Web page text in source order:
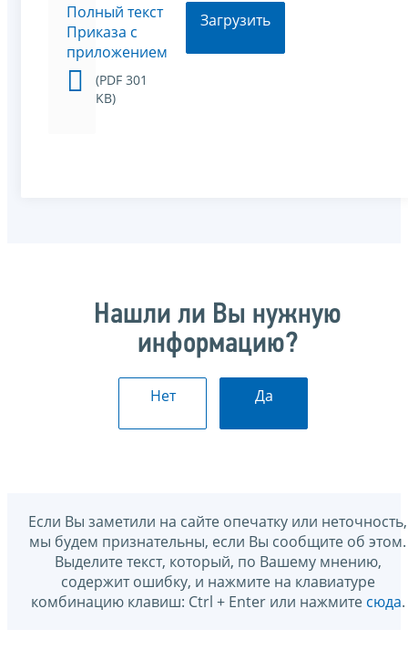
Полный текст
Приказа с
приложением
(PDF 301
KB)
Загрузить
Нашли ли Вы нужную
информацию?
Нет Да
Если Вы заметили на сайте опечатку или неточность,
мы будем признательны, если Вы сообщите об этом.
Выделите текст, который, по Вашему мнению,
содержит ошибку, и нажмите на клавиатуре
комбинацию клавиш: Ctrl + Enter или нажмите сюда.